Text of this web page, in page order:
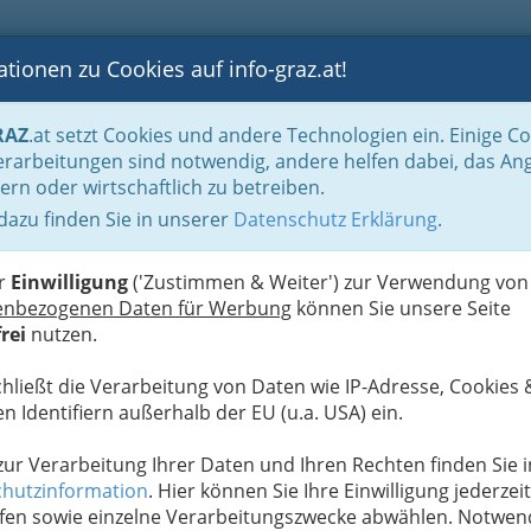
BLOGS FOTOS GASTRONOMIE BRANCHEN
zu Cookies auf info-graz.at!
.at setzt Cookies und andere Technologien ein. Einige
sind notwendig, andere helfen dabei, das
oder wirtschaftlich zu betreiben.
finden Sie in unserer Datenschutz Erklärung.
Einwilligung('Zustimmen & Weiter') zur Verwendung von
Daten für Werbung können Sie unsere Seite
nutzen.
die Verarbeitung von Daten wie IP-Adresse, Cookies
Identifiern außerhalb der EU (u.a. USA) ein.
Verarbeitung Ihrer Daten und Ihren Rechten finden Sie
. Hier können Sie Ihre Einwilligung jederzeit
sowie einzelne Verarbeitungszwecke abwählen.
& Handwerk, Gliederung der WKO Bauhilfsgewerbe Mischguterzeuger